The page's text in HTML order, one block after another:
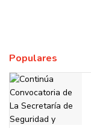
Populares